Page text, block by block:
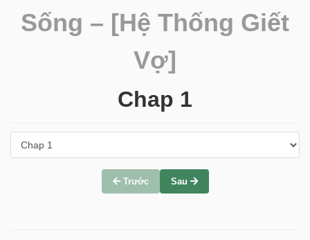
Sống – [Hệ Thống Giết
Vợ]
Chap 1
Trước Sau